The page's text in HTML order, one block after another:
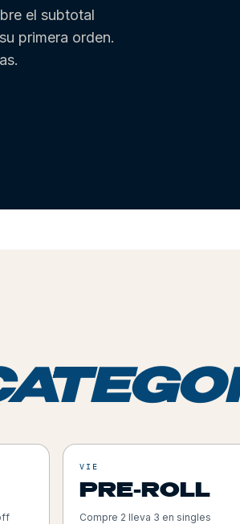
el subtotal
primera orden.
VIE
PRE-ROLL
Compre 2 lleva 3 en singles